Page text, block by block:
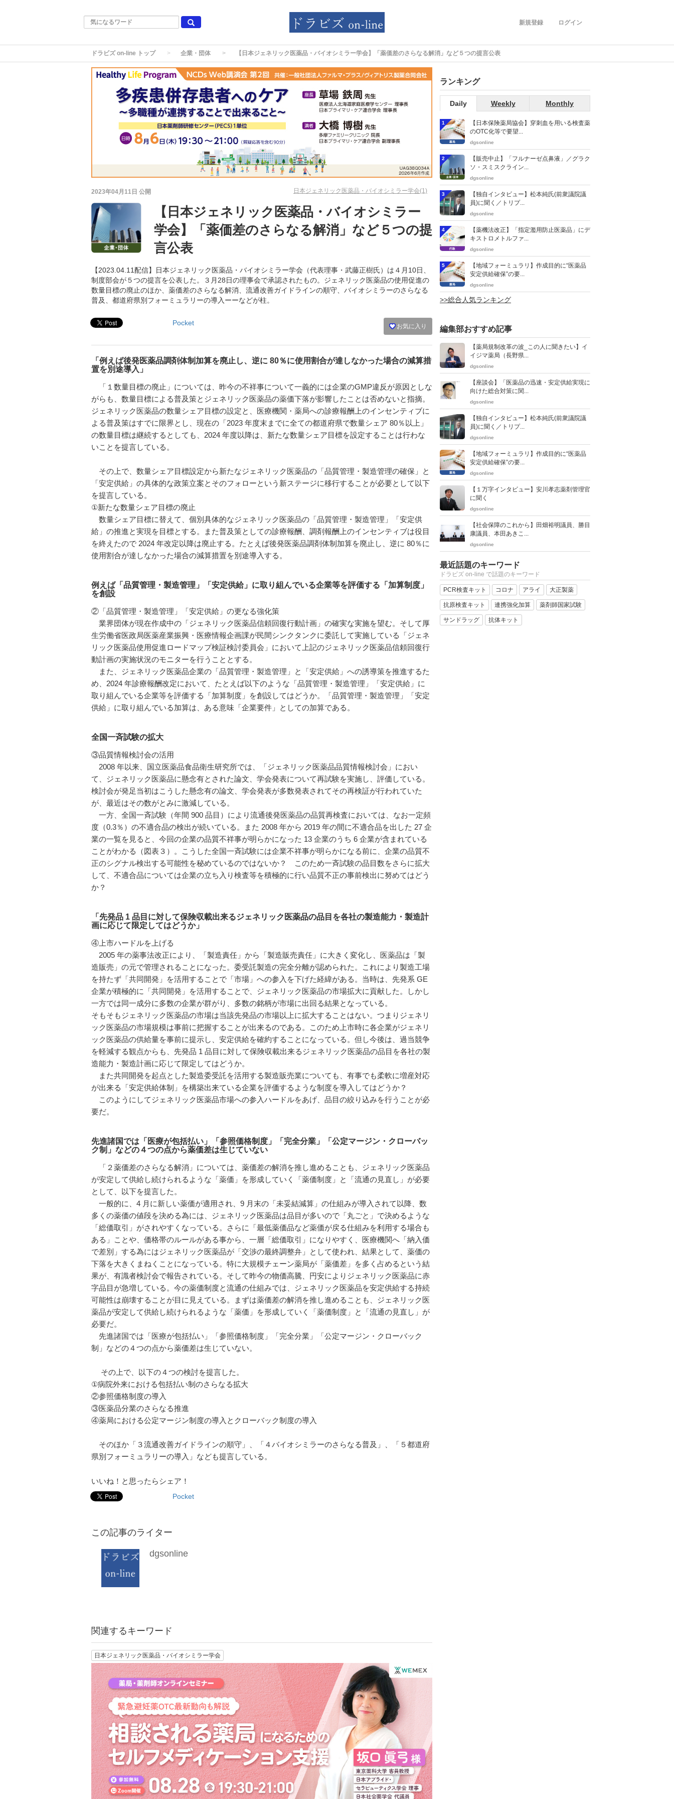
ログイン
新規登録
ドラビズ on-line トップ 企業・団体 【日本ジェネリック医薬品・バイオシミラー学会】「薬価差のさらなる解消」など５つの提言公表
2023年04月11日 公開 日本ジェネリック医薬品・バイオシミラー学会(1)
【日本ジェネリック医薬品・バイオシミラー
学会】「薬価差のさらなる解消」など５つの提
言公表
【2023.04.11配信】日本ジェネリック医薬品・バイオシミラー学会（代表理事・武藤正樹氏）は４月10日、
制度部会が５つの提言を公表した。３月28日の理事会で承認されたもの。ジェネリック医薬品の使用促進の
数量目標の廃止のほか、薬価差のさらなる解消、流通改善ガイドラインの順守、バイオシミラーのさらなる
普及、都道府県別フォーミュラリーの導入ーーなどが柱。
お気に入り
Pocket
「例えば後発医薬品調剤体制加算を廃止し、逆に 80％に使用割合が達しなかった場合の減算措
置を別途導入」
「１数量目標の廃止」については、昨今の不祥事について一義的には企業のGMP違反が原因としな
がらも、数量目標による普及策とジェネリック医薬品の薬価下落が影響したことは否めないと指摘。
ジェネリック医薬品の数量シェア目標の設定と、医療機関・薬局への診療報酬上のインセンティブに
よる普及策はすでに限界とし、現在の「2023 年度末までに全ての都道府県で数量シェア 80％以上」
の数量目標は継続するとしても、2024 年度以降は、新たな数量シェア目標を設定することは行わな
いことを提言している。
その上で、数量シェア目標設定から新たなジェネリック医薬品の「品質管理・製造管理の確保」と
「安定供給」の具体的な政策立案とそのフォローという新ステージに移行することが必要として以下
を提言している。
①新たな数量シェア目標の廃止
数量シェア目標に替えて、個別具体的なジェネリック医薬品の「品質管理・製造管理」「安定供
給」の推進と実現を目標とする。また普及策としての診療報酬、調剤報酬上のインセンティブは役目
を終えたので 2024 年改定以降は廃止する。たとえば後発医薬品調剤体制加算を廃止し、逆に 80％に
使用割合が達しなかった場合の減算措置を別途導入する。
例えば「品質管理・製造管理」「安定供給」に取り組んでいる企業等を評価する「加算制度」
を創設
②「品質管理・製造管理」「安定供給」の更なる強化策
業界団体が現在作成中の「ジェネリック医薬品信頼回復行動計画」の確実な実施を望む。そして厚
生労働省医政局医薬産業振興・医療情報企画課が民間シンクタンクに委託して実施している「ジェネ
リック医薬品使用促進ロードマップ検証検討委員会」において上記のジェネリック医薬品信頼回復行
動計画の実施状況のモニターを行うこととする。
また、ジェネリック医薬品企業の「品質管理・製造管理」と「安定供給」への誘導策を推進するた
め、2024 年診療報酬改定において、たとえば以下のような「品質管理・製造管理」「安定供給」に
取り組んでいる企業等を評価する「加算制度」を創設してはどうか。「品質管理・製造管理」「安定
供給」に取り組んでいる加算は、ある意味「企業要件」としての加算である。
全国一斉試験の拡大
③品質情報検討会の活用
2008 年以来、国立医薬品食品衛生研究所では、「ジェネリック医薬品品質情報検討会」におい
て、ジェネリック医薬品に懸念有とされた論文、学会発表について再試験を実施し、評価している。
検討会が発足当初はこうした懸念有の論文、学会発表が多数発表されてその再検証が行われていた
が、最近はその数がとみに激減している。
一方、全国一斉試験（年間 900 品目）により流通後発医薬品の品質再検査においては、なお一定頻
度（0.3％）の不適合品の検出が続いている。また 2008 年から 2019 年の間に不適合品を出した 27 企
業の一覧を見ると、今回の企業の品質不祥事が明らかになった 13 企業のうち 6 企業が含まれている
ことがわかる（図表３）。こうした全国一斉試験には企業不祥事が明らかになる前に、企業の品質不
正のシグナル検出する可能性を秘めているのではないか？ このため一斉試験の品目数をさらに拡大
して、不適合品については企業の立ち入り検査等を積極的に行い品質不正の事前検出に努めてはどう
か？
「先発品 1 品目に対して保険収載出来るジェネリック医薬品の品目を各社の製造能力・製造計
画に応じて限定してはどうか」
④上市ハードルを上げる
2005 年の薬事法改正により、「製造責任」から「製造販売責任」に大きく変化し、医薬品は「製
造販売」の元で管理されることになった。委受託製造の完全分離が認められた。これにより製造工場
を持たず「共同開発」を活用することで「市場」への参入を下げた経緯がある。当時は、先発系 GE
企業が積極的に「共同開発」を活用することで、ジェネリック医薬品の市場拡大に貢献した。しかし
一方では同一成分に多数の企業が群がり、多数の銘柄が市場に出回る結果となっている。
そもそもジェネリック医薬品の市場は当該先発品の市場以上に拡大することはない。つまりジェネリ
ック医薬品の市場規模は事前に把握することが出来るのである。このため上市時に各企業がジェネリ
ック医薬品の供給量を事前に提示し、安定供給を確約することになっている。但し今後は、過当競争
を軽減する観点からも、先発品 1 品目に対して保険収載出来るジェネリック医薬品の品目を各社の製
造能力・製造計画に応じて限定してはどうか。
また共同開発を起点とした製造委受託を活用する製造販売業についても、有事でも柔軟に増産対応
が出来る「安定供給体制」を構築出来ている企業を評価するような制度を導入してはどうか？
このようにしてジェネリック医薬品市場への参入ハードルをあげ、品目の絞り込みを行うことが必
要だ。
先進諸国では「医療が包括払い」「参照価格制度」「完全分業」「公定マージン・クローバッ
ク制」などの４つの点から薬価差は生じていない
「２薬価差のさらなる解消」については、薬価差の解消を推し進めることも、ジェネリック医薬品
が安定して供給し続けられるような「薬価」を形成していく「薬価制度」と「流通の見直し」が必要
として、以下を提言した。
一般的に、4 月に新しい薬価が適用され、9 月末の「未妥結減算」の仕組みが導入されて以降、数
多くの薬価の値段を決める為には、ジェネリック医薬品は品目が多いので「丸ごと」で決めるような
「総価取引」がされやすくなっている。さらに「最低薬価品など薬価が戻る仕組みを利用する場合も
ある」ことや、価格帯のルールがある事から、一層「総価取引」になりやすく、医療機関へ「納入価
で差別」する為にはジェネリック医薬品が「交渉の最終調整弁」として使われ、結果として、薬価の
下落を大きくまねくことになっている。特に大規模チェーン薬局が「薬価差」を多く占めるという結
果が、有識者検討会で報告されている。そして昨今の物価高騰、円安によりジェネリック医薬品に赤
字品目が急増している。今の薬価制度と流通の仕組みでは、ジェネリック医薬品を安定供給する持続
可能性は崩壊することが目に見えている。まずは薬価差の解消を推し進めることも、ジェネリック医
薬品が安定して供給し続けられるような「薬価」を形成していく「薬価制度」と「流通の見直し」が
必要だ。
先進諸国では「医療が包括払い」「参照価格制度」「完全分業」「公定マージン・クローバック
制」などの４つの点から薬価差は生じていない。
その上で、以下の４つの検討を提言した。
①病院外来における包括払い制のさらなる拡大
②参照価格制度の導入
③医薬品分業のさらなる推進
④薬局における公定マージン制度の導入とクローバック制度の導入
そのほか「３流通改善ガイドラインの順守」、「４バイオシミラーのさらなる普及」、「５都道府
県別フォーミュラリーの導入」なども提言している。
いいね！と思ったらシェア！
Pocket
この記事のライター
dgsonline
関連するキーワード
日本ジェネリック医薬品・バイオシミラー学会
ランキング
Daily Weekly Monthly
1
【日本保険薬局協会】穿刺血を用いる検査薬
のOTC化等で要望...
dgsonline
2
【販売中止】「フルナーゼ点鼻液」／グラク
ソ・スミスクライン...
dgsonline
3
【独自インタビュー】松本純氏(前衆議院議
員)に聞く／トリプ...
dgsonline
4
【薬機法改正】「指定濫用防止医薬品」にデ
キストロメトルファ...
dgsonline
5
【地域フォーミュラリ】作成目的に“医薬品
安定供給確保”の要...
dgsonline
>>総合人気ランキング
編集部おすすめ記事
【薬局規制改革の波_この人に聞きたい】イ
イジマ薬局（長野県...
dgsonline
【座談会】「医薬品の迅速・安定供給実現に
向けた総合対策に関...
dgsonline
【独自インタビュー】松本純氏(前衆議院議
員)に聞く／トリプ...
dgsonline
【地域フォーミュラリ】作成目的に“医薬品
安定供給確保”の要...
dgsonline
【１万字インタビュー】安川孝志薬剤管理官
に聞く
dgsonline
【社会保障のこれから】田畑裕明議員、勝目
康議員、本田あきこ...
dgsonline
最近話題のキーワード
ドラビズ on-line で話題のキーワード
PCR検査キット コロナ アライ 大正製薬
抗原検査キット 連携強化加算 薬剤師国家試験
サンドラッグ 抗体キット